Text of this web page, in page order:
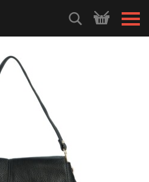
HLEDEJ